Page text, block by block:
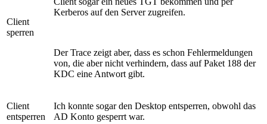
Client
sperren
Kerberos auf den Server zugreifen.
Der Trace zeigt aber, dass es schon Fehlermeldungen
von, die aber nicht verhindern, dass auf Paket 188 der
KDC eine Antwort gibt.
Client
entsperren
Ich konnte sogar den Desktop entsperren, obwohl das
AD Konto gesperrt war.